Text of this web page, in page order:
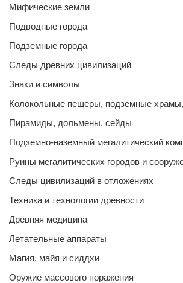
Мифические земли
Подводные города
Подземные города
Следы древних цивилизаций
Знаки и символы
Колокольные пещеры, подземные
Пирамиды, дольмены, сейды
Подземно-наземный мегалитический
Руины мегалитических городов и
Следы цивилизаций в отложениях
Техника и технологии древности
Древняя медицина
Летательные аппараты
Магия, майя и сиддхи
Оружие массового поражения